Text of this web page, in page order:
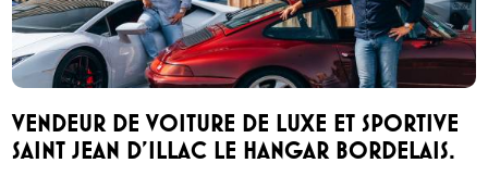
VENDEUR DE VOITURE DE LUXE ET SPORTIVE
SAINT JEAN D'ILLAC LE HANGAR BORDELAIS.